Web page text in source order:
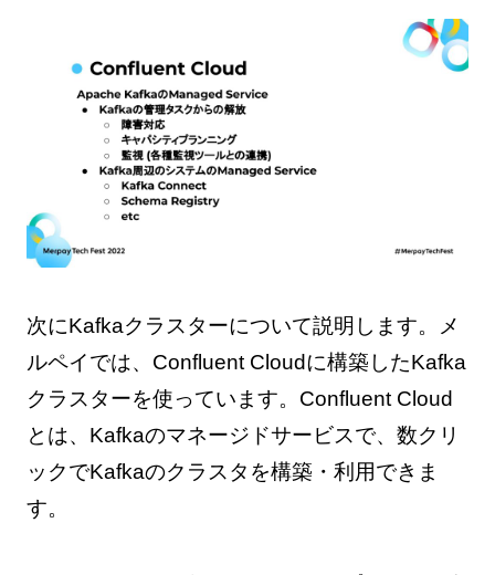
次にKafkaクラスターについて説明します。メ
ルペイでは、Confluent Cloudに構築したKafka
クラスターを使っています。Confluent Cloud
とは、Kafkaのマネージドサービスで、数クリ
ックでKafkaのクラスタを構築・利用できま
す。